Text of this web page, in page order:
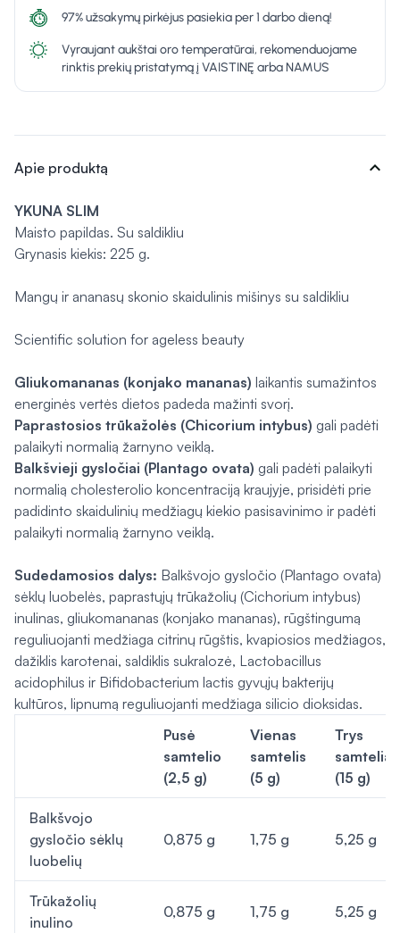
97% užsakymų pirkėjus pasiekia per 1 darbo dieną!
Vyraujant aukštai oro temperatūrai, rekomenduojame
rinktis prekių pristatymą į VAISTINĘ arba NAMUS
Apie produktą expand_more
YKUNA SLIM
Maisto papildas. Su saldikliu
Grynasis kiekis: 225 g.
Mangų ir ananasų skonio skaidulinis mišinys su saldikliu
Scientific solution for ageless beauty
Gliukomananas (konjako mananas) laikantis sumažintos
energinės vertės dietos padeda mažinti svorį.
Paprastosios trūkažolės (Chicorium intybus) gali padėti
palaikyti normalią žarnyno veiklą.
Balkšvieji gysločiai (Plantago ovata) gali padėti palaikyti
normalią cholesterolio koncentraciją kraujyje, prisidėti prie
padidinto skaidulinių medžiagų kiekio pasisavinimo ir padėti
palaikyti normalią žarnyno veiklą.
Sudedamosios dalys: Balkšvojo gysločio (Plantago ovata)
sėklų luobelės, paprastųjų trūkažolių (Cichorium intybus)
inulinas, gliukomananas (konjako mananas), rūgštingumą
reguliuojanti medžiaga citrinų rūgštis, kvapiosios medžiagos,
dažiklis karotenai, saldiklis sukralozė, Lactobacillus
acidophilus ir Bifidobacterium lactis gyvųjų bakterijų
kultūros, lipnumą reguliuojanti medžiaga silicio dioksidas.
Pusė
samtelio
(2,5 g)
Vienas
samtelis
(5 g)
Trys
samteliai
(15 g)
Balkšvojo
gysločio sėklų
luobelių
0,875 g 1,75 g 5,25 g
Trūkažolių
inulino
0,875 g 1,75 g 5,25 g